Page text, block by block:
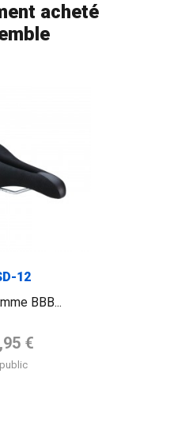
acheté
12
BBB...
Prix de base
€